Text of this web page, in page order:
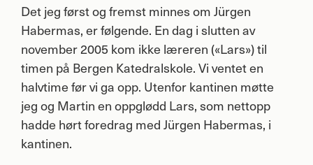
Det jeg først og fremst minnes om Jürgen
Habermas, er følgende. En dag i slutten av
november 2005 kom ikke læreren («Lars») til
timen på Bergen Katedralskole. Vi ventet en
halvtime før vi ga opp. Utenfor kantinen møtte
jeg og Martin en oppglødd Lars, som nettopp
hadde hørt foredrag med Jürgen Habermas, i
kantinen.